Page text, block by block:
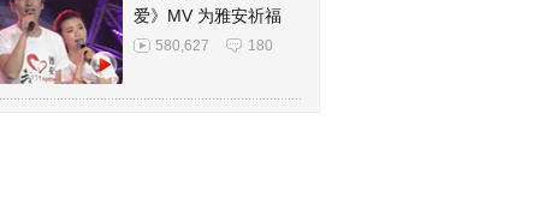
爱》MV 为雅安祈福
580,627 180